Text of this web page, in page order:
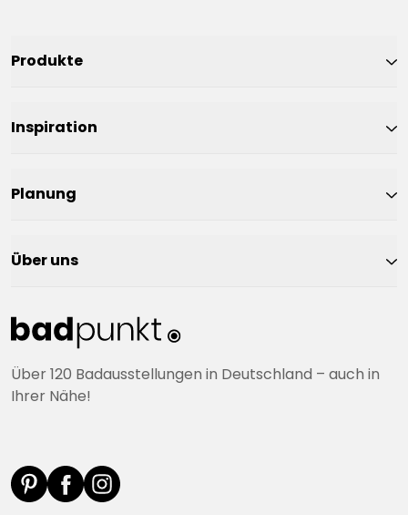
Über 120 Badausstellungen in Deutschland – auch in
Ihrer Nähe!
Produkte
Inspiration
Planung
Über uns